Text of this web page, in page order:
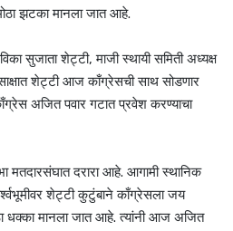
झटका मानला जात आहे.
सुजाता शेट्टी, माजी स्थायी समिती अध्यक्ष
शेट्टी आज काँग्रेसची साथ सोडणार
अजित पवार गटात प्रवेश करण्याचा
मतदारसंघात दरारा आहे. आगामी स्थानिक
शेट्टी कुटुंबाने काँग्रेसला जय
धक्का मानला जात आहे. त्यांनी आज अजित